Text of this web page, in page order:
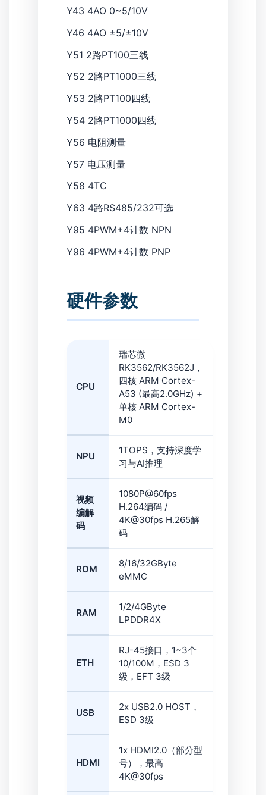
Y43 4AO 0~5/10V
Y46 4AO ±5/±10V
Y51 2路PT100三线
Y52 2路PT1000三线
Y53 2路PT100四线
Y54 2路PT1000四线
Y56 电阻测量
Y57 电压测量
Y58 4TC
Y63 4路RS485/232可选
Y95 4PWM+4计数 NPN
Y96 4PWM+4计数 PNP
硬件参数
CPU
瑞芯微
RK3562/RK3562J，
四核 ARM Cortex-
A53 (最高2.0GHz) +
单核 ARM Cortex-
M0
NPU
1TOPS，支持深度学
习与AI推理
视频
编解
码
1080P@60fps
H.264编码 /
4K@30fps H.265解
码
ROM
8/16/32GByte
eMMC
RAM
1/2/4GByte
LPDDR4X
ETH
RJ-45接口，1~3个
10/100M，ESD 3
级，EFT 3级
USB
2x USB2.0 HOST，
ESD 3级
HDMI
1x HDMI2.0（部分型
号），最高
4K@30fps